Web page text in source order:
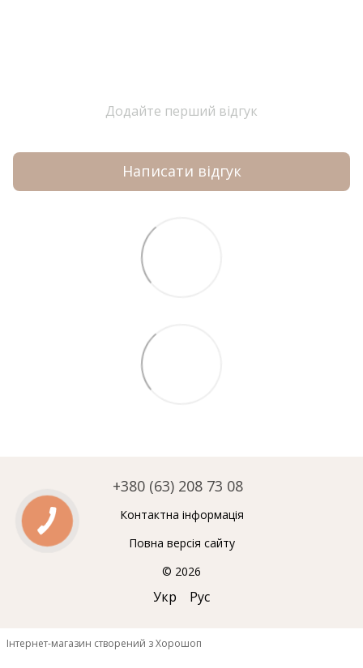
Додайте перший відгук
Написати відгук
+380 (63) 208 73 08
Контактна інформація
Повна версія сайту
© 2026
Укр Рус
Інтернет-магазин створений з Хорошоп